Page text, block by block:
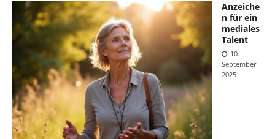
Anzeiche
n für ein
mediales
Talent
10.
September
2025